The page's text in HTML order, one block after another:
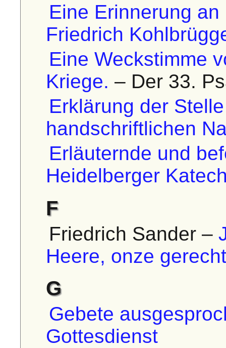
Eine Erinnerung
Friedrich
Eine Weckstimme
Kriege. – Der 33.
Erklärung der
handschriftlichen
Erläuternde und
Heidelberger
F
Friedrich Sander –
Heere, onze
G
Gebete
Gottesdienst